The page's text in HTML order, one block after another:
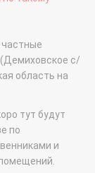
частные
с/
область на
тут будут
по
и